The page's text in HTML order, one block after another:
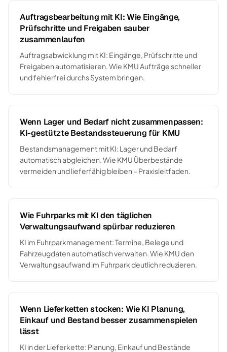
Auftragsbearbeitung mit KI: Wie Eingänge,
Prüfschritte und Freigaben sauber
zusammenlaufen
Auftragsabwicklung mit KI: Eingänge, Prüfschritte und
Freigaben automatisieren. Wie KMU Aufträge schneller
und fehlerfrei durchs System bringen.
Wenn Lager und Bedarf nicht zusammenpassen:
KI-gestützte Bestandssteuerung für KMU
Bestandsmanagement mit KI: Lager und Bedarf
automatisch abgleichen. Wie KMU Überbestände
vermeiden und lieferfähig bleiben – Praxisleitfaden.
Wie Fuhrparks mit KI den täglichen
Verwaltungsaufwand spürbar reduzieren
KI im Fuhrparkmanagement: Termine, Belege und
Fahrzeugdaten automatisch verwalten. Wie KMU den
Verwaltungsaufwand im Fuhrpark deutlich reduzieren.
Wenn Lieferketten stocken: Wie KI Planung,
Einkauf und Bestand besser zusammenspielen
lässt
KI in der Lieferkette: Planung, Einkauf und Bestände